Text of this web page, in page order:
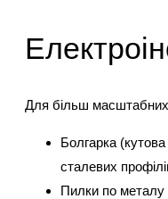
Для більш масштабних
Болгарка
сталевих
Пилки по металу